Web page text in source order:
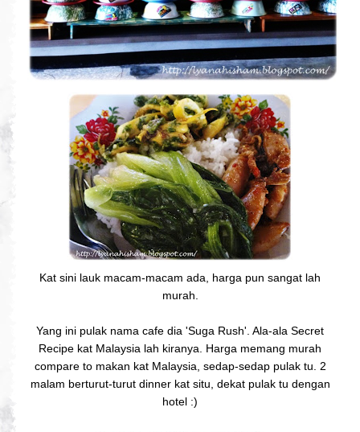
Kat sini lauk macam-macam ada, harga pun sangat lah
murah.
Yang ini pulak nama cafe dia 'Suga Rush'. Ala-ala Secret
Recipe kat Malaysia lah kiranya. Harga memang murah
compare to makan kat Malaysia, sedap-sedap pulak tu. 2
malam berturut-turut dinner kat situ, dekat pulak tu dengan
hotel :)